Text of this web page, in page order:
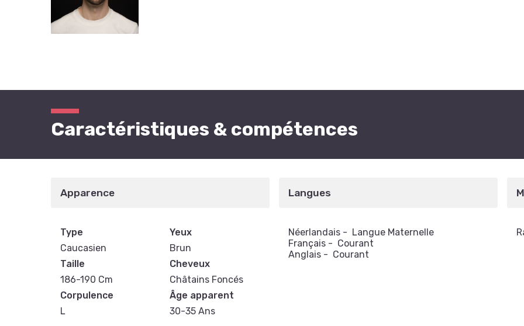
Caractéristiques & compétences
Apparence
Type
Caucasien
Taille
186-190 Cm
Corpulence
L
Yeux
Brun
Cheveux
Châtains Foncés
Âge apparent
30-35 Ans
Langues
Néerlandais - Langue Maternelle
Français - Courant
Anglais - Courant